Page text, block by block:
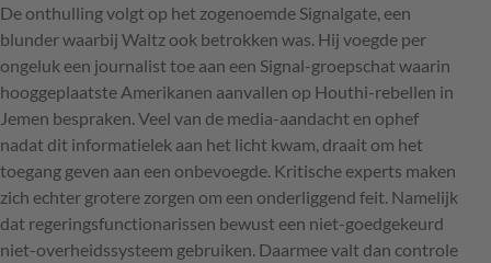
De onthulling volgt op het zogenoemde Signalgate, een
blunder waarbij Waltz ook betrokken was. Hij voegde per
ongeluk een journalist toe aan een Signal-groepschat waarin
hooggeplaatste Amerikanen aanvallen op Houthi-rebellen in
Jemen bespraken. Veel van de media-aandacht en ophef
nadat dit informatielek aan het licht kwam, draait om het
toegang geven aan een onbevoegde. Kritische experts maken
zich echter grotere zorgen om een onderliggend feit. Namelijk
dat regeringsfunctionarissen bewust een niet-goedgekeurd
niet-overheidssysteem gebruiken. Daarmee valt dan controle